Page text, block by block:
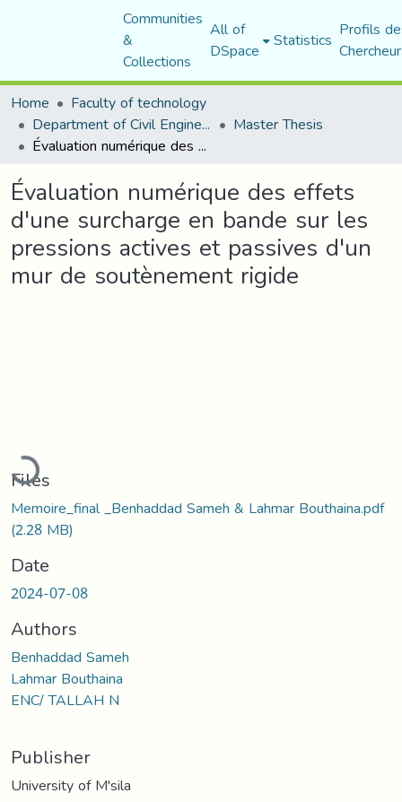
Communities
&
Collections
All of
DSpace Statistics Profils
Home
Faculty of technology
Department of Civil Engineering Master Thesis
Évaluation numérique des effets d'une surcharge en bande sur les pressions actives et passives d'un mur de soutènement rigide
Évaluation numérique des effets
d'une surcharge en bande sur les
pressions actives et passives d'un
mur de soutènement rigide
Loading...
Files
Memoire_final _Benhaddad Sameh & Lahmar Bouthaina.pdf
(2.28 MB)
Date
2024-07-08
Authors
Benhaddad Sameh
Lahmar Bouthaina
ENC/ TALLAH N
Publisher
University of M'sila